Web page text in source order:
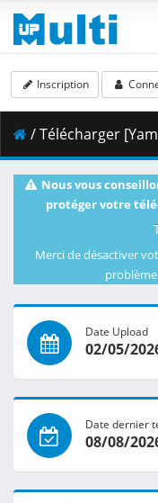
Inscription
/ Télécharger [Yameii] KILL BLUE - S01E03 [English
Nous vous
protéger votre
Merci de désactiver
Date Upload
02/05/
Date dernier
08/08/